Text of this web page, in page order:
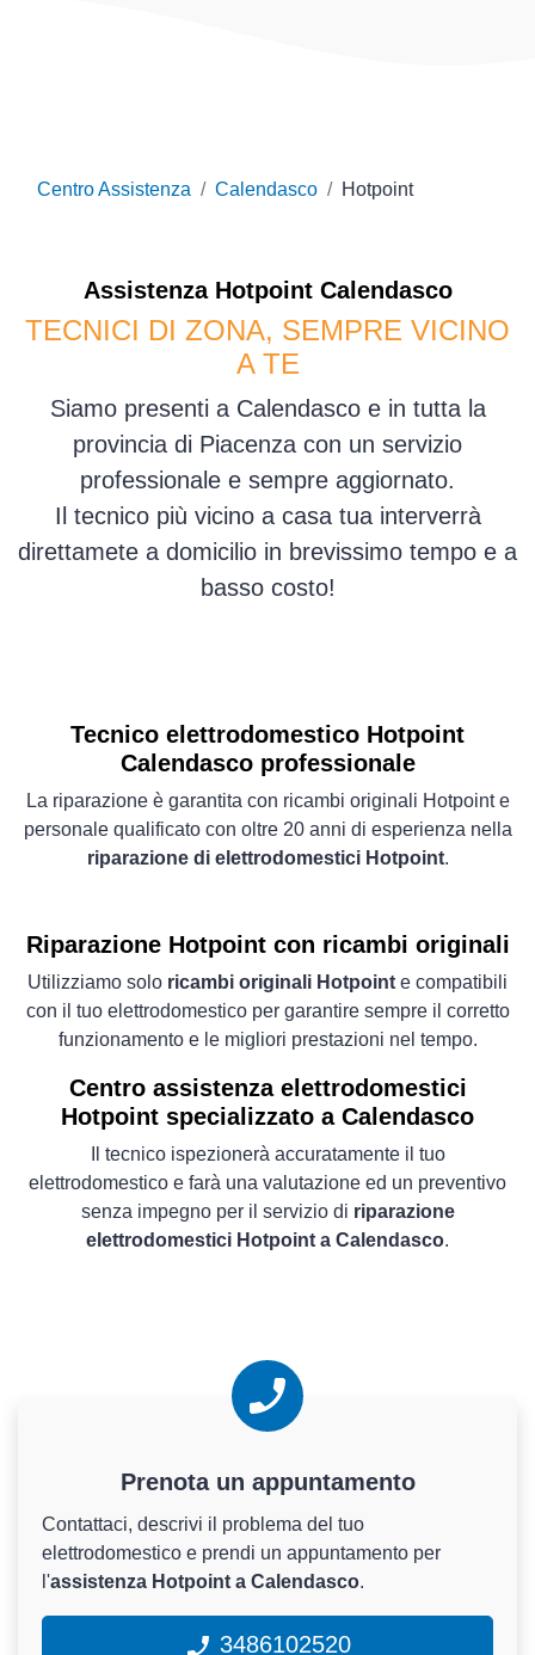
Centro Assistenza Calendasco Hotpoint
Assistenza HotpointCalendasco
TECNICI DI ZONA, SEMPRE VICINO
A TE
Siamo presenti a Calendasco e in tutta la
provincia di Piacenza con un servizio
professionale e sempre aggiornato.
Il tecnico più vicino a casa tua interverrà
direttamete a domicilio in brevissimo tempo e a
basso costo!
Tecnico elettrodomestico Hotpoint
Calendasco professionale
La riparazione è garantita con ricambi originali Hotpoint e
personale qualificato con oltre 20 anni di esperienza nella
riparazione di elettrodomestici Hotpoint.
Riparazione Hotpoint con ricambi originali
Utilizziamo solo ricambi originali Hotpoint e compatibili
con il tuo elettrodomestico per garantire sempre il corretto
funzionamento e le migliori prestazioni nel tempo.
Centro assistenza elettrodomestici
Hotpoint specializzato a Calendasco
Il tecnico ispezionerà accuratamente il tuo
elettrodomestico e farà una valutazione ed un preventivo
senza impegno per il servizio di riparazione
elettrodomestici Hotpoint a Calendasco.
Prenota un appuntamento
Contattaci, descrivi il problema del tuo
elettrodomestico e prendi un appuntamento per
l'assistenza Hotpoint a Calendasco.
3486102520